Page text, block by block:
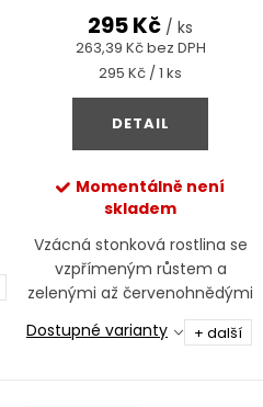
263,39 Kč bez DPH
295 Kč / ks
Měrná
cena:
295 Kč / 1 ks
DETAIL
Momentálně není
skladem
Vzácná stonková rostlina se
vzpřímeným růstem a
zelenými až červenohnědými
tóny, vhodná do středu i
pozadí akvária.
Dostupné varianty + další